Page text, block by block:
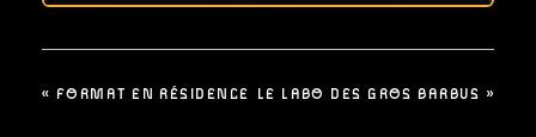
« FORMAT EN RÉSIDENCE LE LABO DES GROS BARBUS »